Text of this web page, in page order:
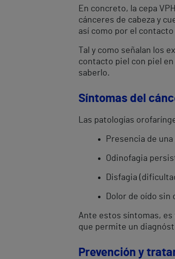
En concreto, la cepa
cánceres de cabeza y
así como por el contacto
Tal y como señalan los
contacto piel con piel
saberlo.
Síntomas del
Las patologías
Presencia de
Odinofagia
Disfagia
Dolor de oído sin
Ante estos síntomas,
que permite un
Prevención y